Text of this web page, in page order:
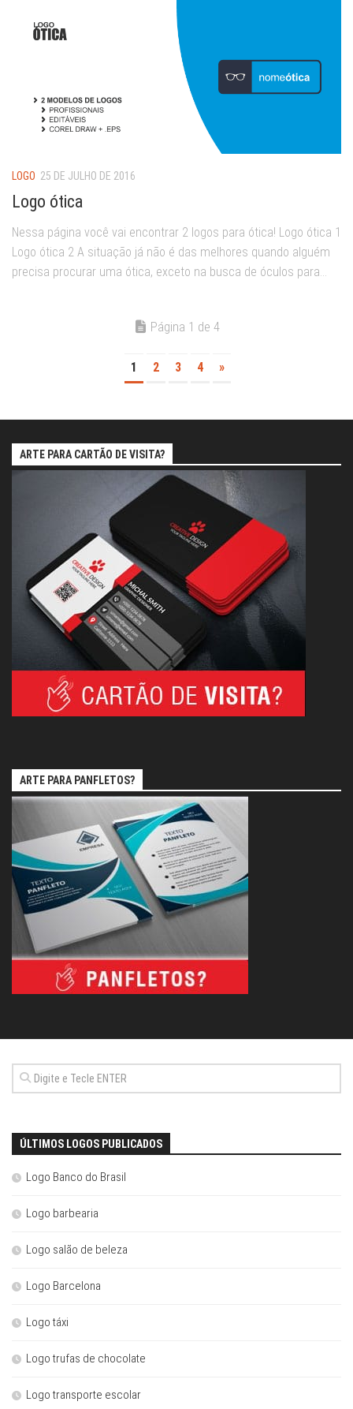
LOGO 25 DE JULHO DE 2016
Logo ótica
Nessa página você vai encontrar 2 logos para ótica! Logo ótica 1
Logo ótica 2 A situação já não é das melhores quando alguém
precisa procurar uma ótica, exceto na busca de óculos para...
Página 1 de 4
1 2 3 4 »
ARTE PARA CARTÃO DE VISITA?
ARTE PARA PANFLETOS?
ÚLTIMOS LOGOS PUBLICADOS
Logo Banco do Brasil
Logo barbearia
Logo salão de beleza
Logo Barcelona
Logo táxi
Logo trufas de chocolate
Logo transporte escolar